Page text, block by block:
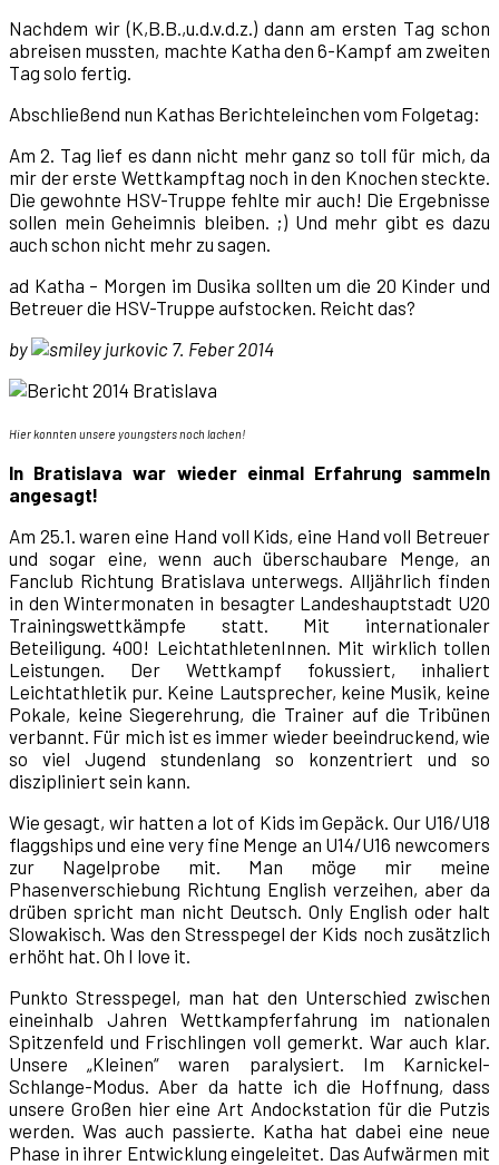
Nachdem wir (K,B.B.,u.d.v.d.z.) dann am ersten Tag schon
abreisen mussten, machte Katha den 6-Kampf am zweiten
Tag solo fertig.
Abschließend nun Kathas Berichteleinchen vom Folgetag:
Am 2. Tag lief es dann nicht mehr ganz so toll für mich, da
mir der erste Wettkampftag noch in den Knochen steckte.
Die gewohnte HSV-Truppe fehlte mir auch! Die Ergebnisse
sollen mein Geheimnis bleiben. ;) Und mehr gibt es dazu
auch schon nicht mehr zu sagen.
ad Katha – Morgen im Dusika sollten um die 20 Kinder und
Betreuer die HSV-Truppe aufstocken. Reicht das?
by
jurkovic 7. Feber 2014
Hier konnten unsere youngsters noch lachen!
In Bratislava war wieder einmal Erfahrung sammeln
angesagt!
Am 25.1. waren eine Hand voll Kids, eine Hand voll Betreuer
und sogar eine, wenn auch überschaubare Menge, an
Fanclub Richtung Bratislava unterwegs. Alljährlich finden
in den Wintermonaten in besagter Landeshauptstadt U20
Trainingswettkämpfe statt. Mit internationaler
Beteiligung. 400! LeichtathletenInnen. Mit wirklich tollen
Leistungen. Der Wettkampf fokussiert, inhaliert
Leichtathletik pur. Keine Lautsprecher, keine Musik, keine
Pokale, keine Siegerehrung, die Trainer auf die Tribünen
verbannt. Für mich ist es immer wieder beeindruckend, wie
so viel Jugend stundenlang so konzentriert und so
diszipliniert sein kann.
Wie gesagt, wir hatten a lot of Kids im Gepäck. Our U16/U18
flaggships und eine very fine Menge an U14/U16 newcomers
zur Nagelprobe mit. Man möge mir meine
Phasenverschiebung Richtung English verzeihen, aber da
drüben spricht man nicht Deutsch. Only English oder halt
Slowakisch. Was den Stresspegel der Kids noch zusätzlich
erhöht hat. Oh I love it.
Punkto Stresspegel, man hat den Unterschied zwischen
eineinhalb Jahren Wettkampferfahrung im nationalen
Spitzenfeld und Frischlingen voll gemerkt. War auch klar.
Unsere „Kleinen“ waren paralysiert. Im Karnickel-
Schlange-Modus. Aber da hatte ich die Hoffnung, dass
unsere Großen hier eine Art Andockstation für die Putzis
werden. Was auch passierte. Katha hat dabei eine neue
Phase in ihrer Entwicklung eingeleitet. Das Aufwärmen mit